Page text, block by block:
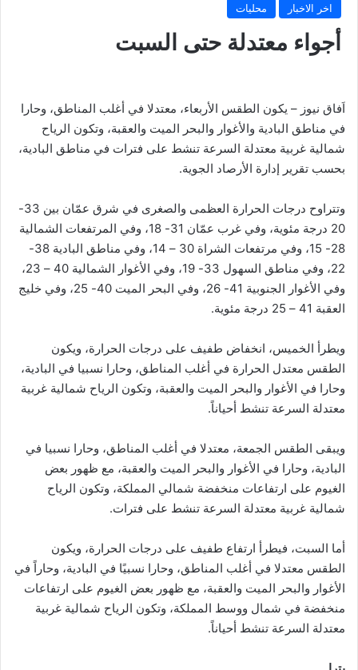
اخر الاخبار محليات
أجواء معتدلة حتى السبت
اَفاق نيوز – يكون الطقس الأربعاء، معتدلا في أغلب المناطق، وحارا
في مناطق البادية والأغوار والبحر الميت والعقبة، وتكون الرياح
شمالية غربية معتدلة السرعة تنشط على فترات في مناطق البادية،
بحسب تقرير إدارة الأرصاد الجوية.
وتتراوح درجات الحرارة العظمى والصغرى في شرق عمّان بين 33-
20 درجة مئوية، وفي غرب عمّان 31- 18، وفي المرتفعات الشمالية
28- 15، وفي مرتفعات الشراة 30 – 14، وفي مناطق البادية 38-
22، وفي مناطق السهول 33- 19، وفي الأغوار الشمالية 40 – 23،
وفي الأغوار الجنوبية 41- 26، وفي البحر الميت 40- 25، وفي خليج
العقبة 41 – 25 درجة مئوية.
ويطرأ الخميس، انخفاض طفيف على درجات الحرارة، ويكون
الطقس معتدل الحرارة في أغلب المناطق، وحارا نسبيا في البادية،
وحارا في الأغوار والبحر الميت والعقبة، وتكون الرياح شمالية غربية
معتدلة السرعة تنشط أحياناً.
ويبقى الطقس الجمعة، معتدلا في أغلب المناطق، وحارا نسبيا في
البادية، وحارا في الأغوار والبحر الميت والعقبة، مع ظهور بعض
الغيوم على ارتفاعات منخفضة شمالي المملكة، وتكون الرياح
شمالية غربية معتدلة السرعة تنشط على فترات.
أما السبت، فيطرأ ارتفاع طفيف على درجات الحرارة، ويكون
الطقس معتدلا في أغلب المناطق، وحارا نسبيًا في البادية، وحاراً في
الأغوار والبحر الميت والعقبة، مع ظهور بعض الغيوم على ارتفاعات
منخفضة في شمال ووسط المملكة، وتكون الرياح شمالية غربية
معتدلة السرعة تنشط أحياناً.